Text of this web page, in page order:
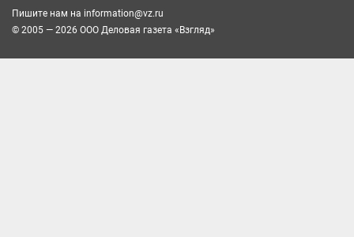
Пишите нам на information@vz.ru
© 2005 — 2026 ООО Деловая газета «Взгляд»